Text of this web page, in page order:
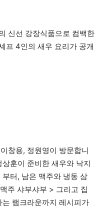
신선 강장식품으로 컴백한
프 4인의 새우 요리가 공개
창용, 정원영이 방문합니
훈이 준비한 새우와 낙지
터, 남은 맥주와 냉동 삼
주 샤부샤부 > 그리고 집
램크라운까지 레시피가